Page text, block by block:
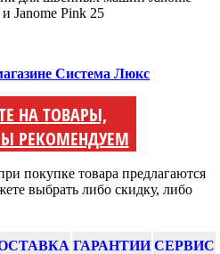
Система Люкс
НА ТОВАРЫ,
РЕКОМЕНДУЕМ
покупке товара предлагаются
выбрать либо скидку, либо
ГАРАНТИИ СЕРВИС